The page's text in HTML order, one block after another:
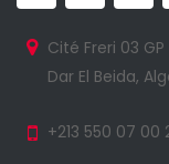
Cité Freri 03 GP
Dar El Beida,
+213 550 07 00